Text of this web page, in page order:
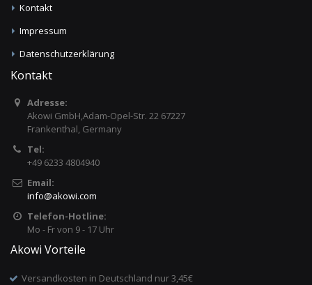
Kontakt
Impressum
Datenschutzerklärung
Kontakt
Adresse:
Akowi GmbH,Adam-Opel-Str. 22 67227
Frankenthal, Germany
Tel:
+49 6233 4804940
Email:
info@akowi.com
Telefon-Hotline:
Mo - Fr von 9 - 17 Uhr
Akowi Vorteile
Versandkosten in Deutschland nur 3,45€